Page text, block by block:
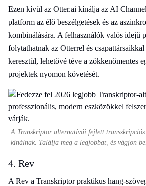
Ezen kívül az Otter.ai kínálja az AI
platform az élő beszélgetések és az
kombinálására. A felhasználók valós idejű
folytathatnak az Otterrel és
keresztül, lehetővé téve a zökkenőmentes
projektek nyomon követését.
A Transkriptor alternatívái fejlett transzkripciós
kínálnak. Találja meg a legjobbat, és vágjon
4. Rev
A Rev a Transkriptor praktikus hang-